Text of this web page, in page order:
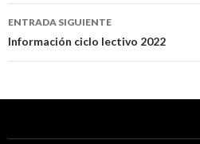
entradas
ENTRADA SIGUIENTE
Información ciclo lectivo 2022